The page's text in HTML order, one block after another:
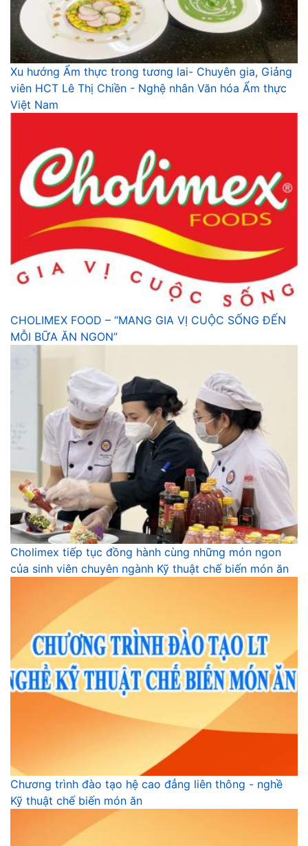
Xu hướng Ẩm thực trong tương lai- Chuyên gia, Giảng
viên HCT Lê Thị Chiền - Nghệ nhân Văn hóa Ẩm thực
Việt Nam
CHOLIMEX FOOD – “MANG GIA VỊ CUỘC SỐNG ĐẾN
MỖI BỮA ĂN NGON”
Cholimex tiếp tục đồng hành cùng những món ngon
của sinh viên chuyên ngành Kỹ thuật chế biến món ăn
Chương trình đào tạo hệ cao đẳng liên thông - nghề
Kỹ thuật chế biến món ăn